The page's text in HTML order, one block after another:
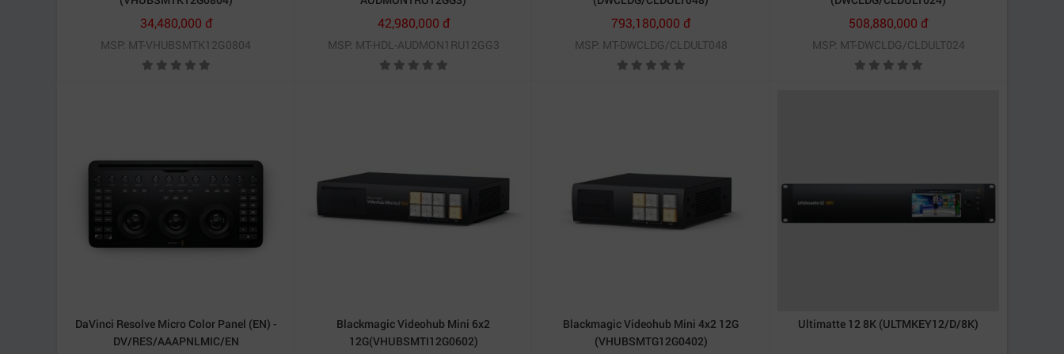
Khi kết hợp với DaVinci Resolve, hệ thống hỗ trợ cộng tác đa người dùng trên cùng một dự án. Đây là lợi thế lớn đối với các studio có quy mô lớn hoặc các
dự án yêu cầu thời gian hoàn thành gấp.
Blackmagic Cloud Store Ultra 48TB 48TB 2 x 100G Ethernet Broadcast, điện ảnh, studio lớn
Blackmagic Cloud Store Max 48TB 48TB 10G Ethernet Studio hậu kỳ vừa và lớn
Blackmagic Cloud Store Mini 16TB
So với các giải pháp cùng phân khúc, Blackmagic Cloud Store Ultra 48TB
nổi bật nhờ khả năng tích hợp sâu với HyperDeck, DaVinci Resolve và
Blackmagic Cloud, mang lại hiệu quả tối đa cho quy trình sản xuất video chuyên nghiệp.
34,480,000 đ
MSP: MT-VHUBSMTK12G0804
42,980,000 đ
MSP: MT-HDL-AUDMON1RU12GG3
793,180,000 đ
MSP: MT-DWCLDG/CLDULT048
508,880,000 đ
MSP: MT-DWCLDG/CLDULT024
DaVinci Resolve Micro Color Panel (EN) -
DV/RES/AAAPNLMIC/EN
Blackmagic Videohub Mini 6x2
12G(VHUBSMTI12G0602)
Blackmagic Videohub Mini 4x2 12G
(VHUBSMTG12G0402)
Ultimatte 12 8K (ULTMKEY12/D/8K)